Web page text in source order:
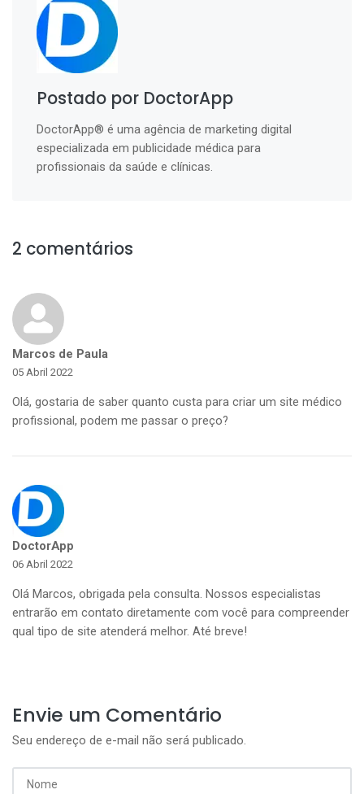
Postado por DoctorApp
DoctorApp® é uma agência de marketing digital
especializada em publicidade médica para
profissionais da saúde e clínicas.
2 comentários
Marcos de Paula
05 Abril 2022
Olá, gostaria de saber quanto custa para criar um site médico
profissional, podem me passar o preço?
DoctorApp
06 Abril 2022
Olá Marcos, obrigada pela consulta. Nossos especialistas
entrarão em contato diretamente com você para compreender
qual tipo de site atenderá melhor. Até breve!
Envie um Comentário
Seu endereço de e-mail não será publicado.